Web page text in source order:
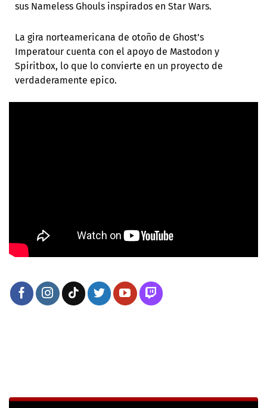
sus Nameless Ghouls inspirados en Star Wars.
La gira norteamericana de otoño de Ghost’s
Imperatour cuenta con el apoyo de Mastodon y
Spiritbox, lo que lo convierte en un proyecto de
verdaderamente epico.